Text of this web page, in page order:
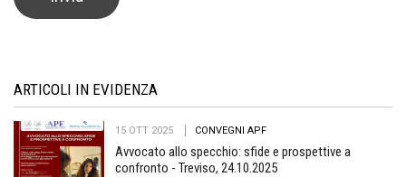
ARTICOLI IN EVIDENZA
15 OTT 2025 CONVEGNI APF
Avvocato allo specchio: sfide e prospettive a
confronto - Treviso, 24.10.2025